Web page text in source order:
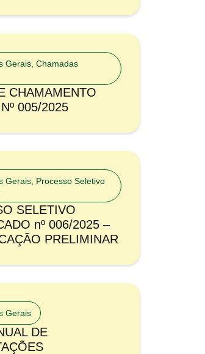
Gerais Chamadas
CHAMAMENTO
005/2025
Gerais Processo Seletivo
SELETIVO
nº 006/2025 –
PRELIMINAR
Gerais
DE